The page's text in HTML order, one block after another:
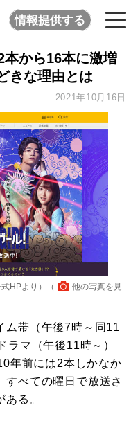
情報提供する
から16本に激増
きな理由とは
2021年10月16日
HPより）（
他の写真を見
帯（午後7時～同11
ラマ（午後11時～）
年前には2本しかなか
すべての曜日で放送さ
る。